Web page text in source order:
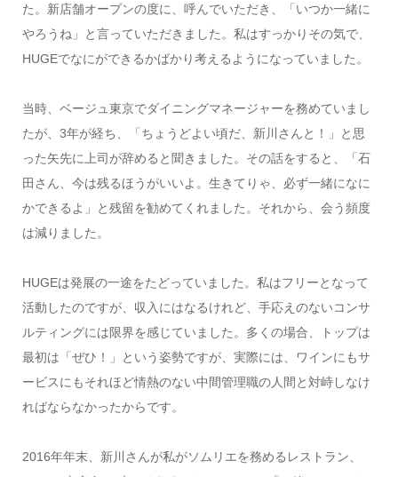
た。新店舗オープンの度に、呼んでいただき、「いつか一緒に
やろうね」と言っていただきました。私はすっかりその気で、
HUGEでなにができるかばかり考えるようになっていました。
当時、ベージュ東京でダイニングマネージャーを務めていまし
たが、 3年が経ち、「ちょうどよい頃だ、新川さんと！」と思
った矢先に上司が辞めると聞きました。その話をすると、「石
田さん、今は残るほうがいいよ。生きてりゃ、必ず一緒になに
かできるよ」と残留を勧めてくれました。それから、会う頻度
は減りました。
HUGEは発展の一途をたどっていました。私はフリーとなって
活動したのですが、収入にはなるけれど、手応えのないコンサ
ルティングには限界を感じていました。多くの場合、トップは
最初は「ぜひ！」という姿勢ですが、実際には、ワインにもサ
ービスにもそれほど情熱のない中間管理職の人間と対峙しなけ
ればならなかったからです。
2016年年末、新川さんが私がソムリエを務めるレストラン、